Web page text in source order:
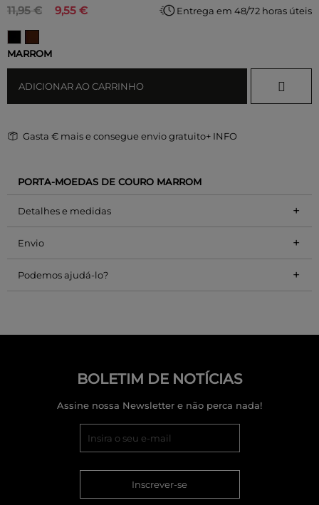
9,55 €
11,95 €
MARROM
ADICIONAR AO CARRINHO
Entrega em 48/72 horas úteis
Gasta € mais e consegue envio gratuito+ INFO
PORTA-MOEDAS DE COURO MARROM
Detalhes e medidas +
Envio +
Podemos ajudá-lo? +
BOLETIM DE NOTÍCIAS
Assine nossa Newsletter e não perca nada!
Inscrever-se